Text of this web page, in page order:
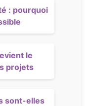
: pourquoi
le
projets
sont-elles